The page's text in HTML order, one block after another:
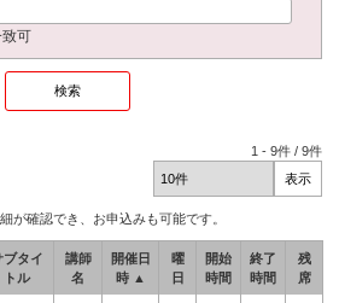
可
1 -9件 /9件
が確認でき、お申込みも可能です。
ブタイ
トル
講師
名
開催日
時 ▲
曜
日
開始
時間
終了
時間
残
席